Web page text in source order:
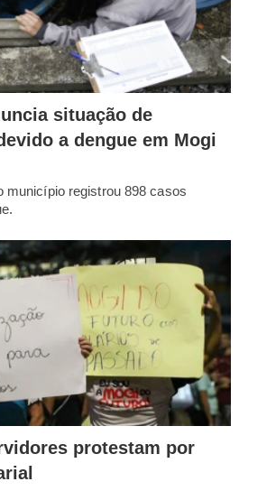
situação de
a dengue em Mogi
município registrou 898 casos
protestam por